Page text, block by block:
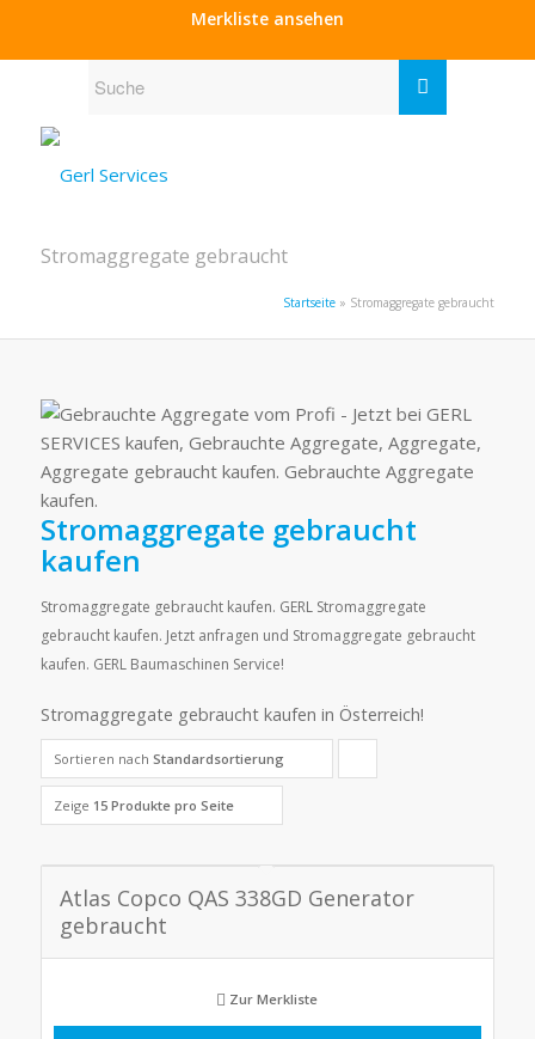
Merkliste ansehen
Stromaggregate gebraucht
Startseite » Stromaggregate gebraucht
Stromaggregate gebraucht
kaufen
Stromaggregate gebraucht kaufen. GERL Stromaggregate
gebraucht kaufen. Jetzt anfragen und Stromaggregate gebraucht
kaufen. GERL Baumaschinen Service!
Stromaggregate gebraucht kaufen in Österreich!
Sortieren nach Standardsortierung
in
Zeige 15 Produkte pro Seite
Atlas Copco QAS 338GD Generator
gebraucht
Zur Merkliste